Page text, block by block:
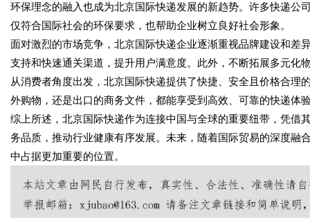
环保理念的融入也成为北京国际快递发展的新趋势。许多快递公
仅符合国际社会的环保要求，也帮助企业树立良好社会形象。
面对激烈的市场竞争，北京国际快递企业逐渐重视品牌建设和差
支持和快速通关渠道，提升用户满意度。此外，不断拓展多元化
从消费者角度出发，北京国际快递提供了快捷、安全且价格合
外购物，还是出口的商务文件，都能享受到高效、可靠的快递体
综上所述，北京国际快递作为连接中国与全球的重要纽带，凭借
务品质，推动行业健康有序发展。未来，随着国际贸易的深度融
中占据更加重要的位置。